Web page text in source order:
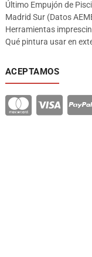
Último Empujón de
Madrid Sur (Datos
Herramientas
Qué pintura usar en
ACEPTAMOS